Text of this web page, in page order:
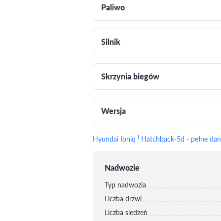
Paliwo
Silnik
Skrzynia biegów
Wersja
Hyundai Ioniq I Hatchback-5d - pełne
Nadwozie
Typ nadwozia
Liczba drzwi
Liczba siedzeń